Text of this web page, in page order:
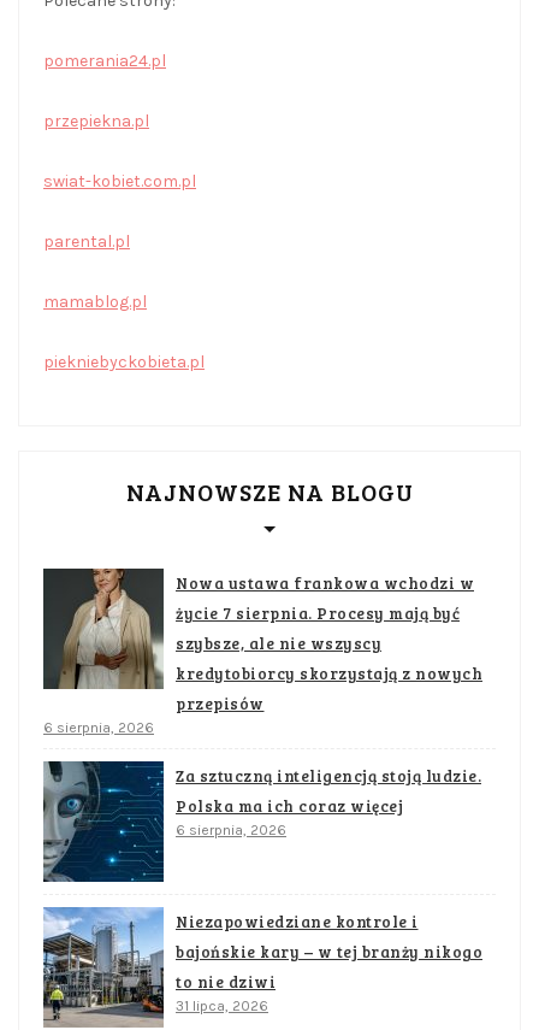
pomerania24.pl
przepiekna.pl
swiat-kobiet.com.pl
parental.pl
mamablog.pl
piekniebyckobieta.pl
NAJNOWSZE NA BLOGU
Nowa ustawa frankowa wchodzi w
życie 7 sierpnia. Procesy mają być
szybsze, ale nie wszyscy
kredytobiorcy skorzystają z nowych
przepisów
6 sierpnia, 2026
Za sztuczną inteligencją stoją ludzie.
Polska ma ich coraz więcej
6 sierpnia, 2026
Niezapowiedziane kontrole i
bajońskie kary – w tej branży nikogo
to nie dziwi
31 lipca, 2026